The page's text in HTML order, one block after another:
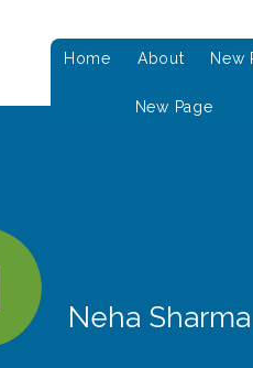
Home About New
New Page
Neha Sharma